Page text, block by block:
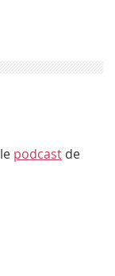
podcast de